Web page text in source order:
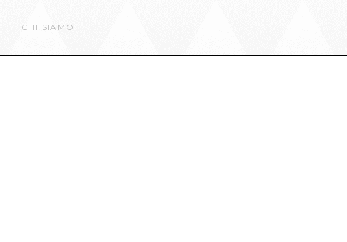
CHI SIAMO